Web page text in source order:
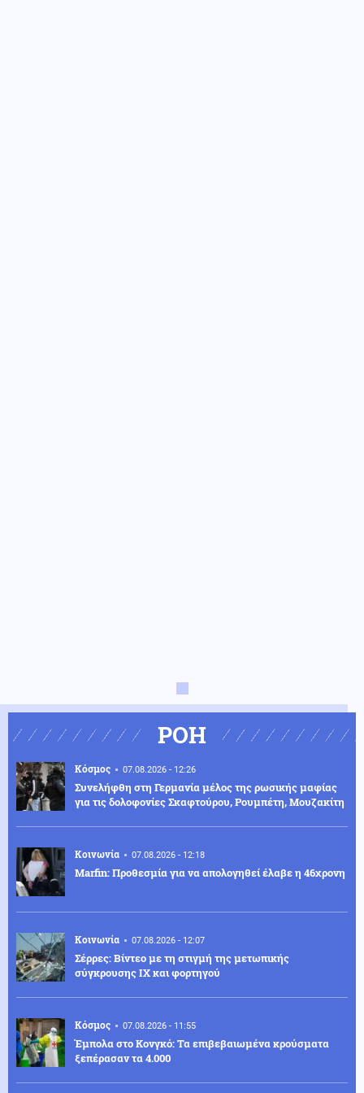
ΡΟΗ
Κόσμος 07.08.2026 - 12:26
Συνελήφθη στη Γερμανία μέλος της ρωσικής μαφίας
για τις δολοφονίες Σκαφτούρου, Ρουμπέτη, Μουζακίτη
Κοινωνία 07.08.2026 - 12:18
Marfin: Προθεσμία για να απολογηθεί έλαβε η 46χρονη
Κοινωνία 07.08.2026 - 12:07
Σέρρες: Βίντεο με τη στιγμή της μετωπικής
σύγκρουσης ΙΧ και φορτηγού
Κόσμος 07.08.2026 - 11:55
Έμπολα στο Κονγκό: Τα επιβεβαιωμένα κρούσματα
ξεπέρασαν τα 4.000